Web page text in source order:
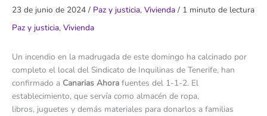
23 de junio de 2024 / Paz y justicia, Vivienda / 1 minuto de lectura
Paz y justicia, Vivienda
Un incendio en la madrugada de este domingo ha calcinado por
completo el local del Sindicato de Inquilinas de Tenerife, han
confirmado a Canarias Ahora fuentes del 1-1-2. El
establecimiento, que servía como almacén de ropa,
libros, juguetes y demás materiales para donarlos a familias